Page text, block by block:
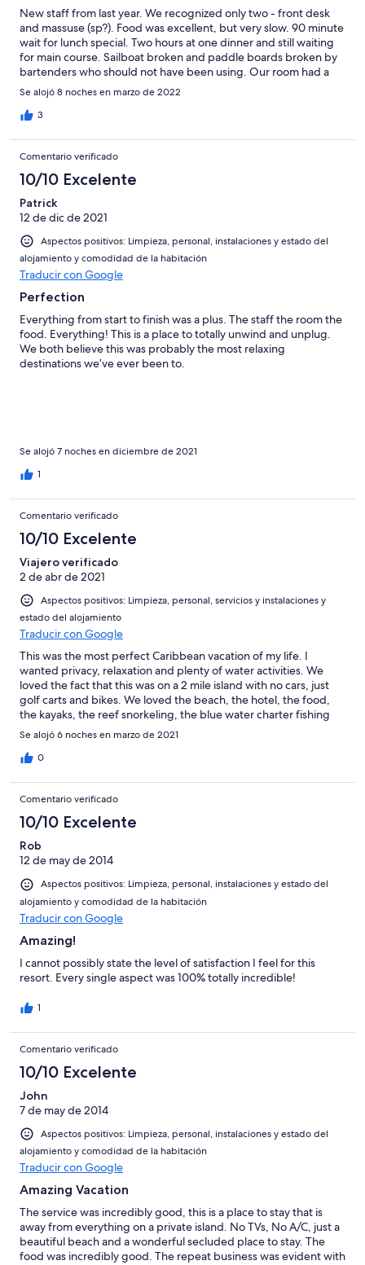
New staff from last year. We recognized only two - front desk
and massuse (sp?). Food was excellent, but very slow. 90 minute
wait for lunch special. Two hours at one dinner and still waiting
for main course. Sailboat broken and paddle boards broken by
bartenders who should not have been using. Our room had a
broken door. We pointed it out and housekeeper said it had
been on maintenance’s radar for a while. However. Maintenance
came in two days and repaired it completely. These are minor;
slice of heaven.
Se alojó 8 noches en marzo de 2022
3
Comentario verificado
10/10 Excelente
Patrick
12 de dic de 2021
Aspectos positivos: Limpieza, personal, instalaciones y estado del
alojamiento y comodidad de la habitación
Traducir con Google
Perfection
Everything from start to finish was a plus. The staff the room the
food. Everything! This is a place to totally unwind and unplug.
We both believe this was probably the most relaxing
destinations we’ve ever been to.
Se alojó 7 noches en diciembre de 2021
1
Comentario verificado
10/10 Excelente
Viajero verificado
2 de abr de 2021
Aspectos positivos: Limpieza, personal, servicios y instalaciones y
estado del alojamiento
Traducir con Google
This was the most perfect Caribbean vacation of my life. I
wanted privacy, relaxation and plenty of water activities. We
loved the fact that this was on a 2 mile island with no cars, just
golf carts and bikes. We loved the beach, the hotel, the food,
the kayaks, the reef snorkeling, the blue water charter fishing
and outstanding massage. Oh, did I mention how gourmet all
the meals were? Amazing
Se alojó 6 noches en marzo de 2021
0
Comentario verificado
10/10 Excelente
Rob
12 de may de 2014
Aspectos positivos: Limpieza, personal, instalaciones y estado del
alojamiento y comodidad de la habitación
Traducir con Google
Amazing!
I cannot possibly state the level of satisfaction I feel for this
resort. Every single aspect was 100% totally incredible!
1
Comentario verificado
10/10 Excelente
John
7 de may de 2014
Aspectos positivos: Limpieza, personal, instalaciones y estado del
alojamiento y comodidad de la habitación
Traducir con Google
Amazing Vacation
The service was incredibly good, this is a place to stay that is
away from everything on a private island. No TVs, No A/C, just a
beautiful beach and a wonderful secluded place to stay. The
food was incredibly good. The repeat business was evident with